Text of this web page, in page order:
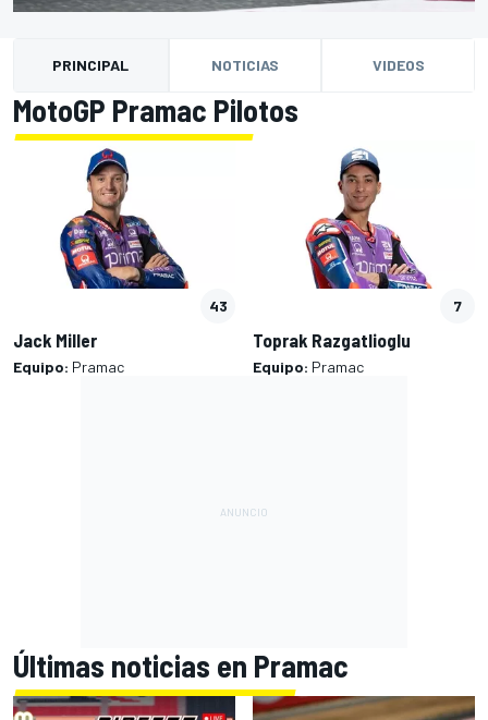
PRINCIPAL NOTICIAS VIDEOS
MotoGP Pramac Pilotos
43
Jack Miller
Equipo: Pramac
7
Toprak Razgatlioglu
Equipo: Pramac
Últimas noticias en Pramac